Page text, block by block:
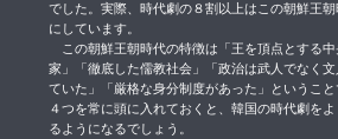
でした。実際、時代劇の８割以上はこの朝鮮王朝
にしています。
この朝鮮王朝時代の特徴は「王を頂点とする中
家」「徹底した儒教社会」「政治は武人でなく文
ていた」「厳格な身分制度があった」というこ
４つを常に頭に入れておくと、韓国の時代劇をよ
るようになるでしょう。